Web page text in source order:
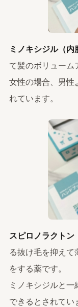
ミノキシジル（内
て髪のボリューム
女性の場合、男性
れています。
スピロノラクトン
る抜け毛を抑えて
をする薬です。
ミノキシジルと
できるとされてい